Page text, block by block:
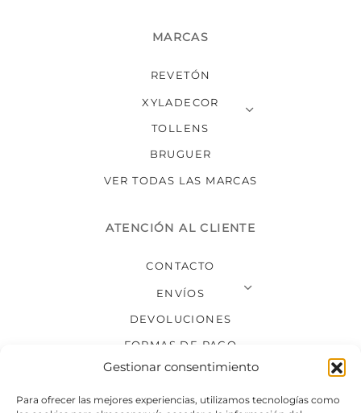
Gestionar consentimiento
Para ofrecer las mejores experiencias, utilizamos tecnologías como
MARCAS
REVETÓN
XYLADECOR
TOLLENS
BRUGUER
VER TODAS LAS MARCAS
ATENCIÓN AL CLIENTE
CONTACTO
ENVÍOS
DEVOLUCIONES
FORMAS DE PAGO
SÍGUENOS